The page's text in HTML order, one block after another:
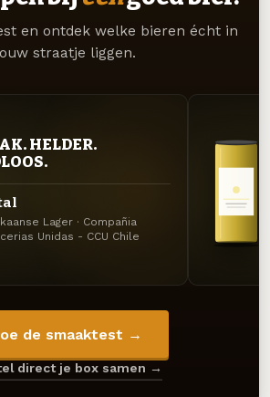
en ontdek welke bieren écht in
straatje liggen.
HELDER.
Lager · Compañia
Unidas - CCU Chile
de smaaktest →
direct je box samen →